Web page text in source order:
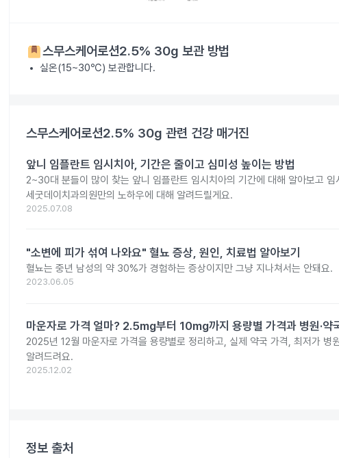
스무스케어로션2.5% 30g 보관 방법
실온(15~30℃) 보관합니다.
스무스케어로션2.5% 30g 관련 건강 매거진
앞니 임플란트 임시치아, 기간은 줄이고 심미성 높이는 방법
2~30대 분들이 많이 찾는 앞니 임플란트 임시치아의 기간에 대해 알아보고 임
세굿데이치과의원만의 노하우에 대해 알려드릴게요.
2025.07.08
"소변에 피가 섞여 나와요" 혈뇨 증상, 원인, 치료법 알아보기
혈뇨는 중년 남성의 약 30%가 경험하는 증상이지만 그냥 지나쳐서는 안돼요.
2023.06.05
마운자로 가격 얼마? 2.5mg부터 10mg까지 용량별 가격과 병원·약
2025년 12월 마운자로 가격을 용량별로 정리하고, 실제 약국 가격, 최저가 병
알려드려요.
2025.12.02
정보 출처